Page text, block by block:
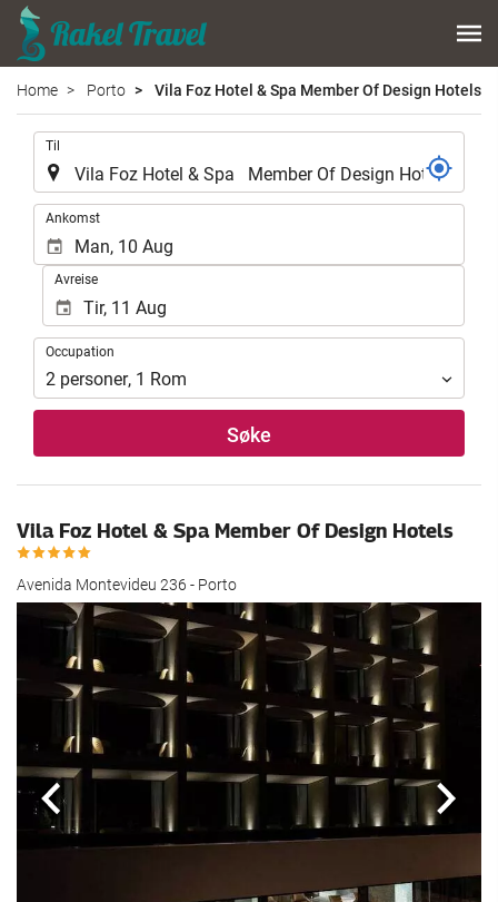
Home Porto Vila Foz Hotel & Spa Member Of Design Hotels
Til
Ankomst
Avreise
Occupation
Occupation
2 personer, 1 Rom
Søke
Vila Foz Hotel & Spa Member Of Design Hotels
Avenida Montevideu 236 - Porto
Forrige